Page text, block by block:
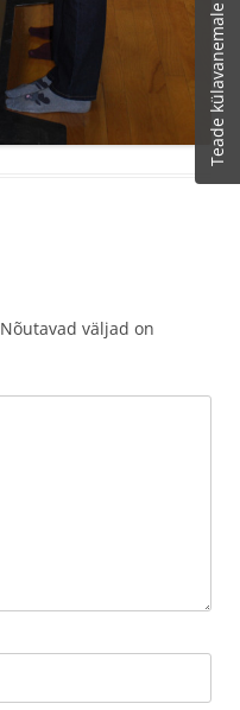
Nõutavad väljad on
Teade külavanemale